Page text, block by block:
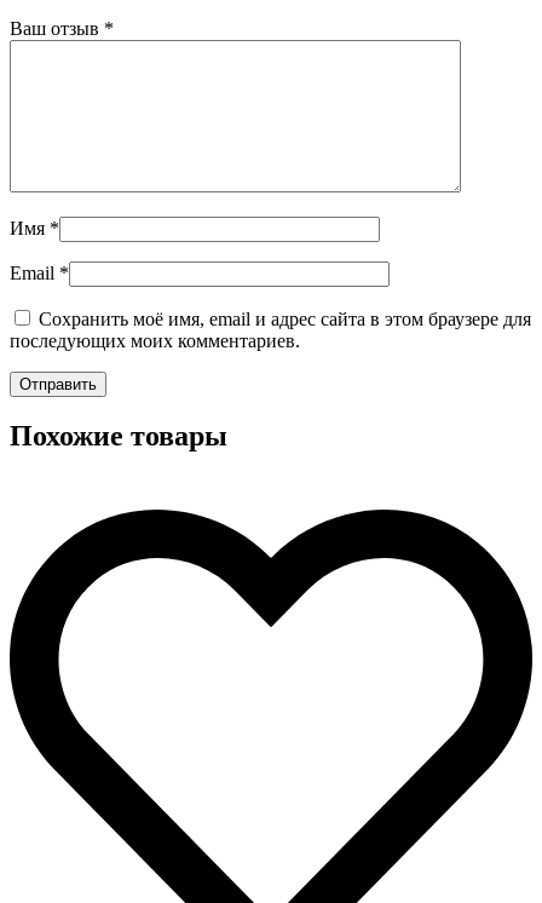
Ваш отзыв *
Имя *
Email *
Сохранить моё имя, email и адрес сайта в этом браузере для
последующих моих комментариев.
Похожие товары